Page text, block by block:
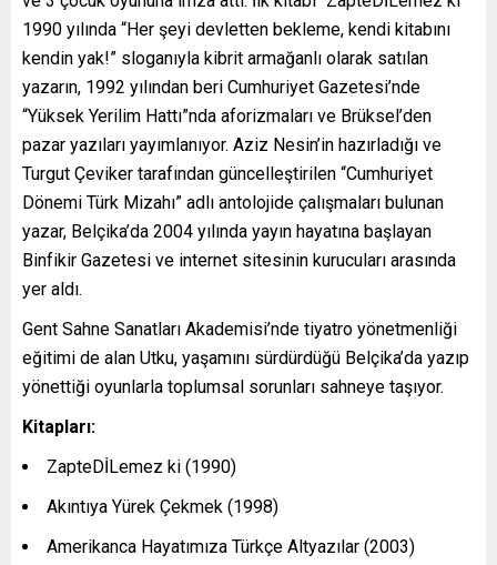
1990 yılında “Her şeyi devletten bekleme, kendi kitabını
kendin yak!” sloganıyla kibrit armağanlı olarak satılan
yazarın, 1992 yılından beri Cumhuriyet Gazetesi’nde
“Yüksek Yerilim Hattı”nda aforizmaları ve Brüksel’den
pazar yazıları yayımlanıyor. Aziz Nesin’in hazırladığı ve
Turgut Çeviker tarafından güncelleştirilen “Cumhuriyet
Dönemi Türk Mizahı” adlı antolojide çalışmaları bulunan
yazar, Belçika’da 2004 yılında yayın hayatına başlayan
Binfikir Gazetesi ve internet sitesinin kurucuları arasında
yer aldı.
Gent Sahne Sanatları Akademisi’nde tiyatro yönetmenliği
eğitimi de alan Utku, yaşamını sürdürdüğü Belçika’da yazıp
yönettiği oyunlarla toplumsal sorunları sahneye taşıyor.
Kitapları:
ZapteDİLemez ki (1990)
Akıntıya Yürek Çekmek (1998)
Amerikanca Hayatımıza Türkçe Altyazılar (2003)